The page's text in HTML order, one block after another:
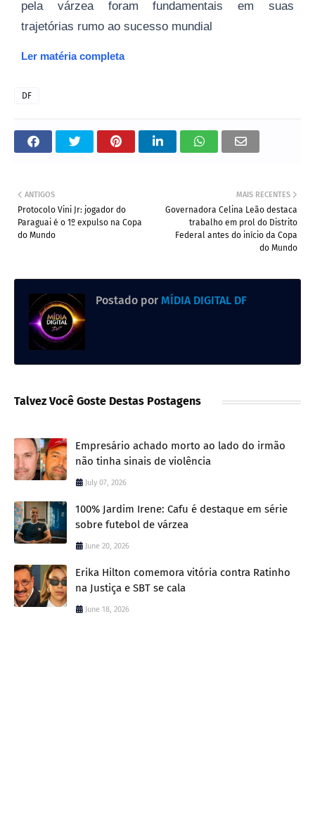
pela várzea foram fundamentais em suas
trajetórias rumo ao sucesso mundial
Ler matéria completa
DF
MAIS RECENTES
Governadora Celina Leão destaca
trabalho em prol do Distrito
Federal antes do início da Copa
do Mundo
ANTIGOS
Protocolo Vini Jr: jogador do
Paraguai é o 1º expulso na Copa
do Mundo
Postado por MÍDIA DIGITAL DF
Talvez Você Goste Destas Postagens
Empresário achado morto ao lado do irmão
não tinha sinais de violência
July 07, 2026
100% Jardim Irene: Cafu é destaque em série
sobre futebol de várzea
June 20, 2026
Erika Hilton comemora vitória contra Ratinho
na Justiça e SBT se cala
June 18, 2026